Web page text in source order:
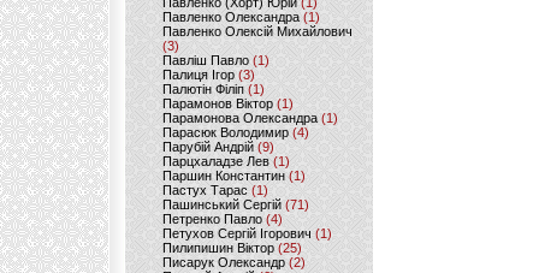
Павленко Олександра (1)
Павленко Олексій Михайлович
(3)
Павліш Павло(1)
Палиця Ігор (3)
Палютін Філіп(1)
Парамонов Віктор (1)
Парамонова Олександра(1)
Парасюк Володимир(4)
Парубій Андрій (9)
Парцхаладзе Лев (1)
Паршин Константин(1)
Пастух Тарас (1)
Пашинський Сергій (71)
Петренко Павло (4)
Петухов Сергій Ігорович (1)
Пилипишин Віктор(25)
Писарук Олександр(2)